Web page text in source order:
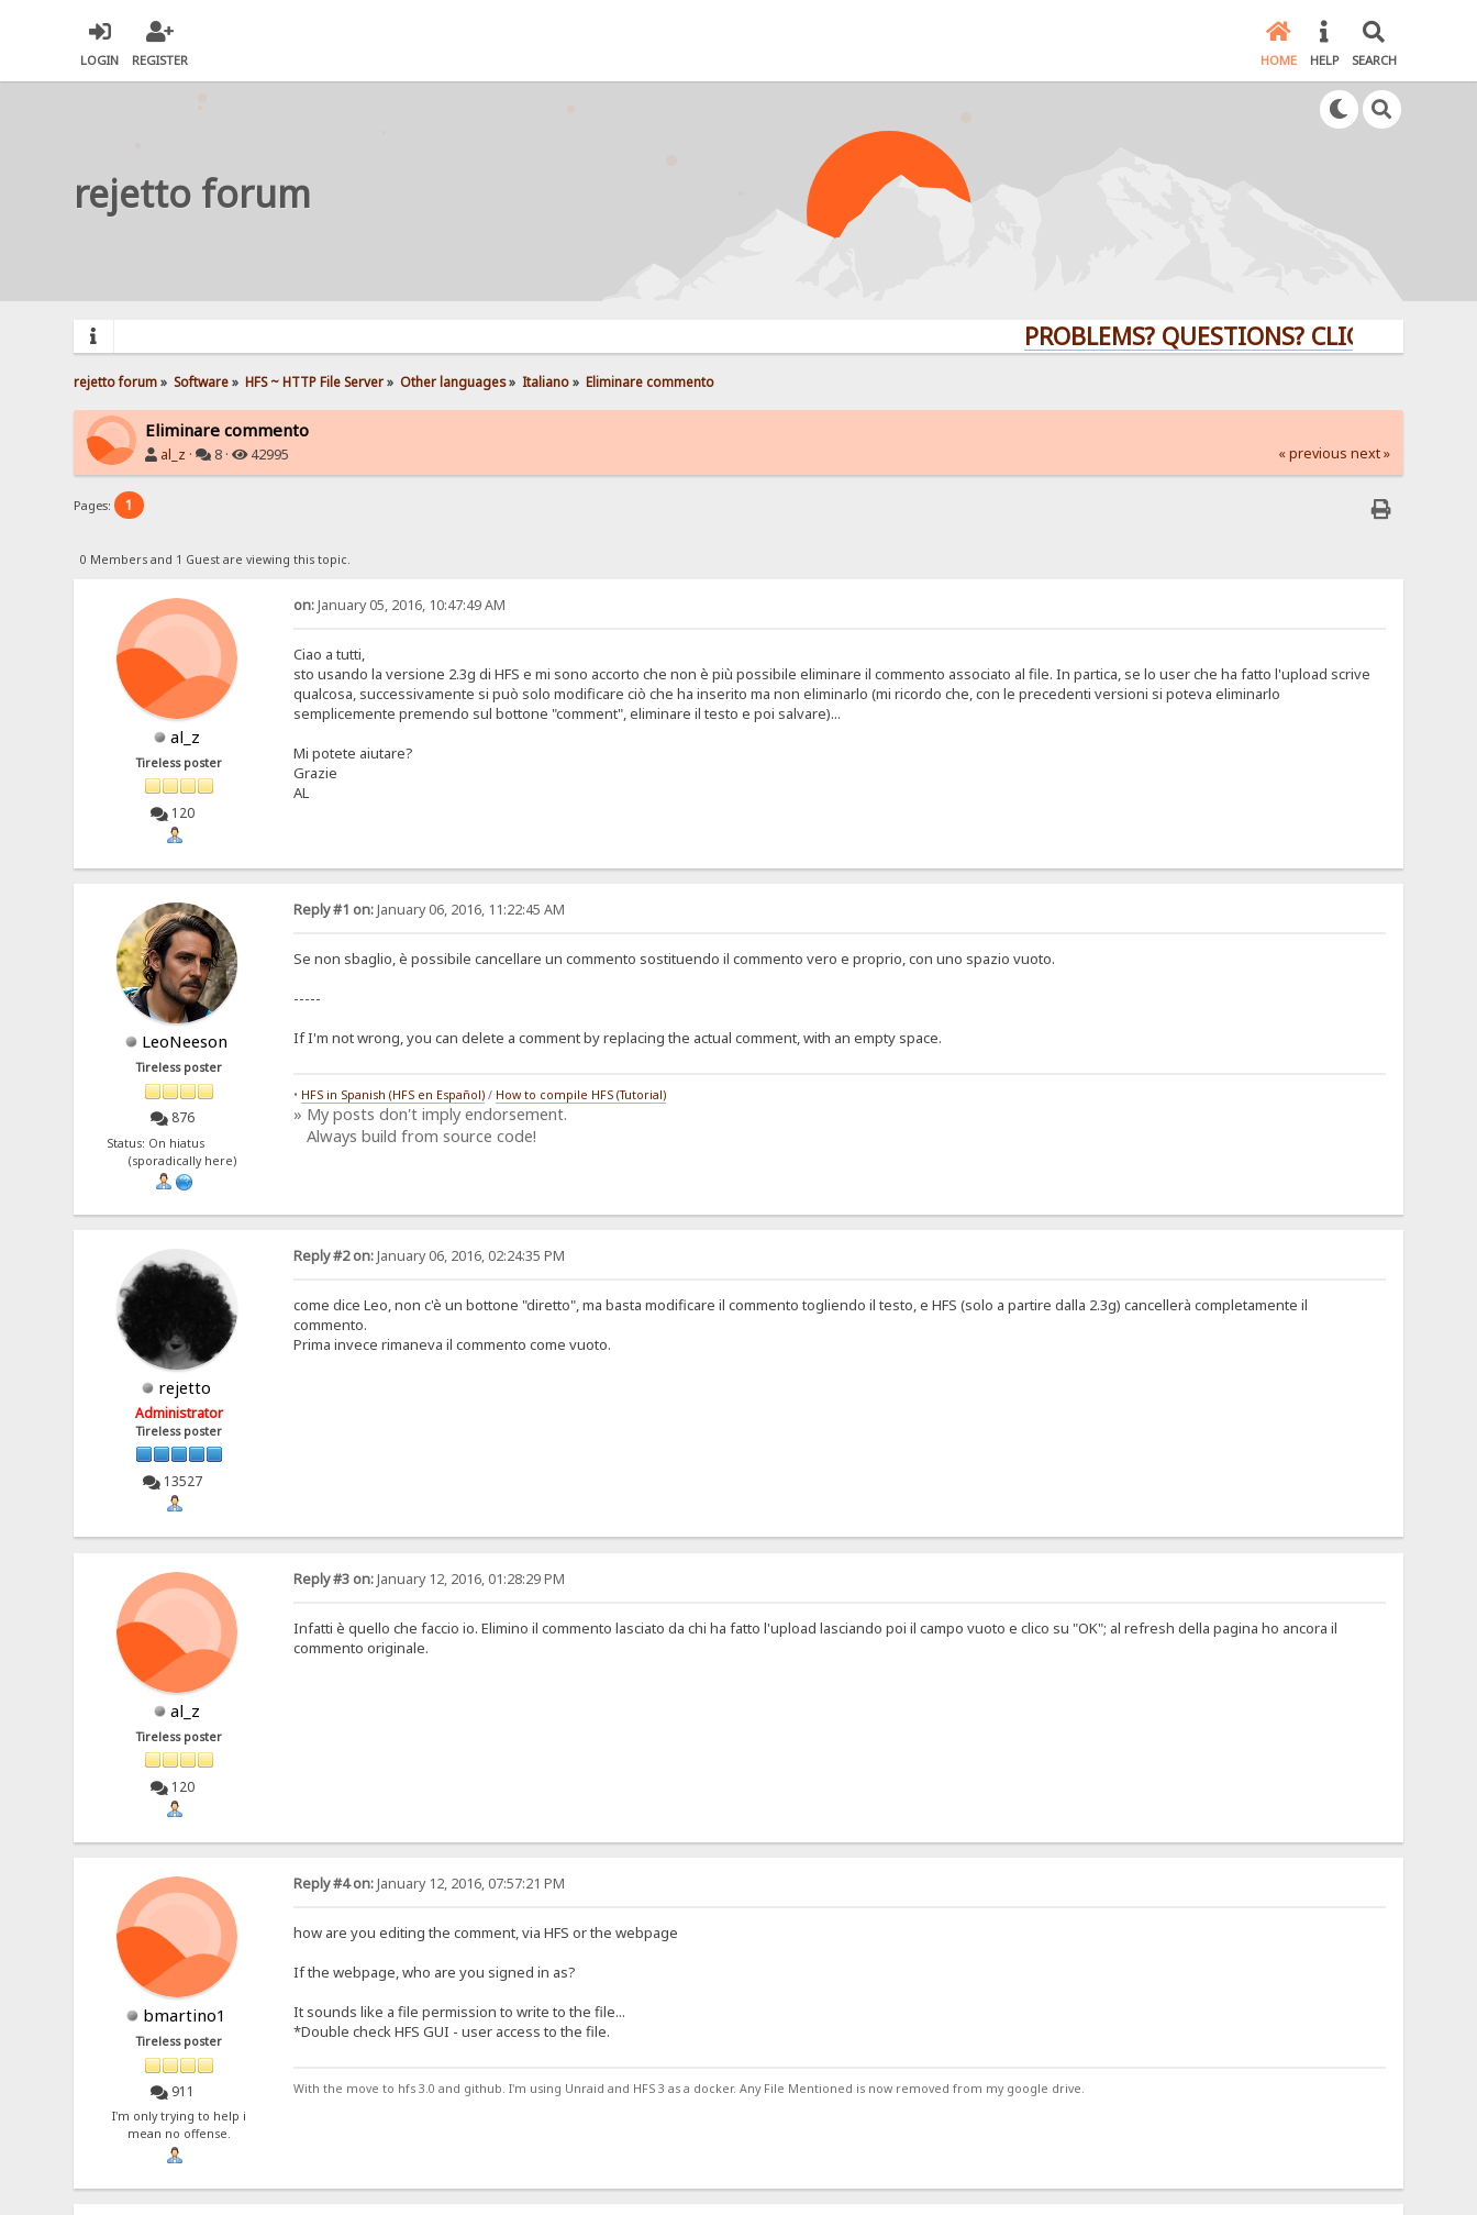
LOGIN REGISTER HOME HELP SEARCH
rejetto forum
PROBLEMS? QUESTIONS? CLICK HERE!
rejetto forum» Software» HFS ~ HTTP File Server» Other languages» Italiano» Eliminare commento
Eliminare commento
al_z · 8 · 42995 « previous next »
Pages: 1
0 Members and 1 Guest are viewing this topic.
al_z
Tireless poster
120
on:January 05, 2016, 10:47:49 AM
Ciao a tutti,
sto usando la versione 2.3g di HFS e mi sono accorto che non è più possibile eliminare il commento associato al file. In partica, se lo user che ha fatto l'upload scrive
qualcosa, successivamente si può solo modificare ciò che ha inserito ma non eliminarlo (mi ricordo che, con le precedenti versioni si poteva eliminarlo
semplicemente premendo sul bottone "comment", eliminare il testo e poi salvare)...
Mi potete aiutare?
Grazie
AL
LeoNeeson
Tireless poster
876
Status: On hiatus
(sporadically here)
Reply #1 on:January 06, 2016, 11:22:45 AM
Se non sbaglio, è possibile cancellare un commento sostituendo il commento vero e proprio, con uno spazio vuoto.
-----
If I'm not wrong, you can delete a comment by replacing the actual comment, with an empty space.
• HFS in Spanish (HFS en Español)/ How to compile HFS (Tutorial)
» My posts don't imply endorsement.
Always build from source code!
rejetto
Administrator
Tireless poster
13527
Reply #2 on:January 06, 2016, 02:24:35 PM
come dice Leo, non c'è un bottone "diretto", ma basta modificare il commento togliendo il testo, e HFS (solo a partire dalla 2.3g) cancellerà completamente il
commento.
Prima invece rimaneva il commento come vuoto.
al_z
Tireless poster
120
Reply #3 on:January 12, 2016, 01:28:29 PM
Infatti è quello che faccio io. Elimino il commento lasciato da chi ha fatto l'upload lasciando poi il campo vuoto e clico su "OK"; al refresh della pagina ho ancora il
commento originale.
bmartino1
Tireless poster
911
I'm only trying to help i
mean no offense.
Reply #4 on:January 12, 2016, 07:57:21 PM
how are you editing the comment, via HFS or the webpage
If the webpage, who are you signed in as?
It sounds like a file permission to write to the file...
*Double check HFS GUI - user access to the file.
With the move to hfs 3.0 and github. I'm using Unraid and HFS 3 as a docker. Any File Mentioned is now removed from my google drive.